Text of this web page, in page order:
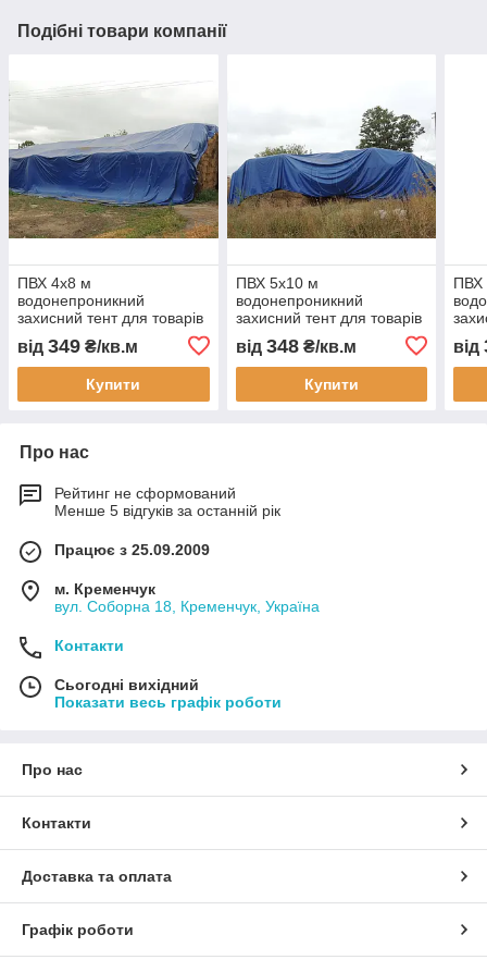
Подібні товари компанії
ПВХ 4х8 м
водонепроникний
захисний тент для товарів
зерна і матеріалів
укривний тент
від 349 ₴/кв.м
Купити
ПВХ 5х10 м
водонепроникний
захисний тент для товарів
зерна і матеріалів
укривний тент
від 348₴/кв.м
Купити
ПВХ
від
Про нас
Рейтинг не сформований
Менше 5 відгуків за останній рік
Працює з 25.09.2009
м. Кременчук
вул. Соборна 18, Кременчук, Україна
Контакти
Сьогодні вихідний
Показати весь графік роботи
Про нас
Контакти
Доставка та оплата
Графік роботи